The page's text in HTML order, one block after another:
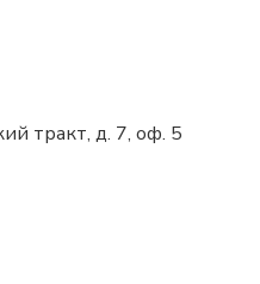
тракт, д. 7, оф. 5